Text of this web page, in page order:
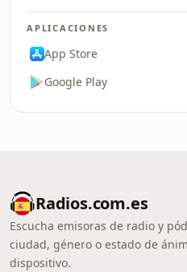
APLICACIONES
App Store
Google Play
Radios.com.es
Escucha emisoras de radio y
ciudad, género o estado de
dispositivo.